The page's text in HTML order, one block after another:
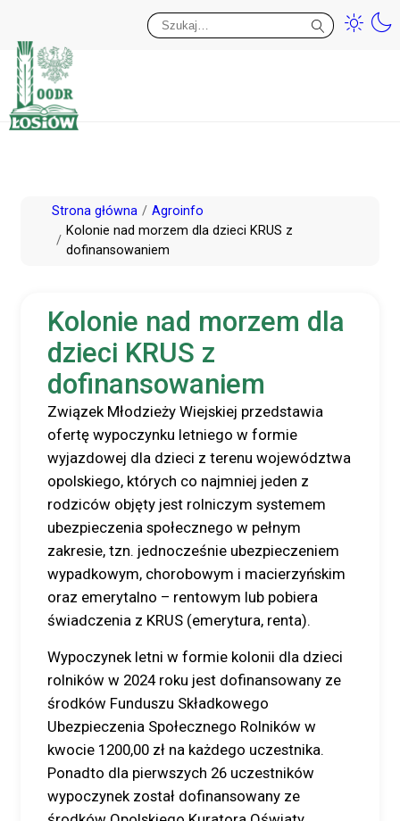
PrzejdźStrona główna
Agroinfo
Kolonie nad morzem dla dzieci KRUS z
dofinansowaniem
Kolonie nad morzem dla
dzieci KRUS z
dofinansowaniem
Związek Młodzieży Wiejskiej przedstawia
ofertę wypoczynku letniego w formie
wyjazdowej dla dzieci z terenu województwa
opolskiego, których co najmniej jeden z
rodziców objęty jest rolniczym systemem
ubezpieczenia społecznego w pełnym
zakresie, tzn. jednocześnie ubezpieczeniem
wypadkowym, chorobowym i macierzyńskim
oraz emerytalno – rentowym lub pobiera
świadczenia z KRUS (emerytura, renta).
Wypoczynek letni w formie kolonii dla dzieci
rolników w 2024 roku jest dofinansowany ze
środków Funduszu Składkowego
Ubezpieczenia Społecznego Rolników w
kwocie 1200,00 zł na każdego uczestnika.
Ponadto dla pierwszych 26 uczestników
wypoczynek został dofinansowany ze